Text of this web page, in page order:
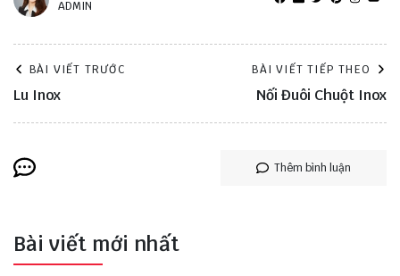
ADMIN
BÀI VIẾT TRƯỚC
Lu Inox
BÀI VIẾT TIẾP THEO
Nối Đuôi Chuột Inox
Thêm bình luận
Bài viết mới nhất